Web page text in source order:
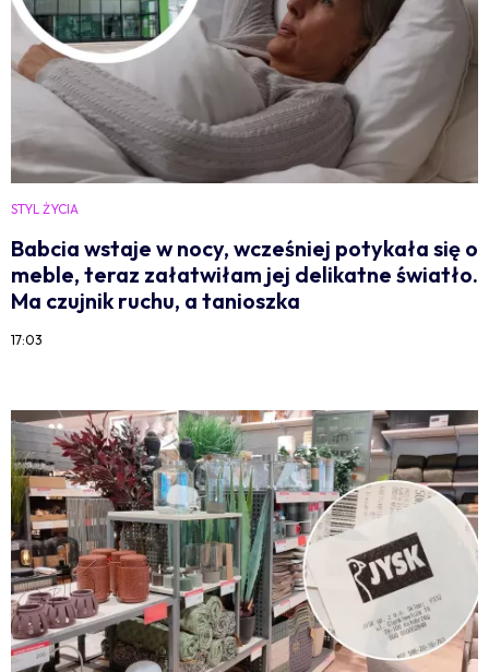
STYL ŻYCIA
Babcia wstaje w nocy, wcześniej potykała się o
meble, teraz załatwiłam jej delikatne światło.
Ma czujnik ruchu, a tanioszka
17:03